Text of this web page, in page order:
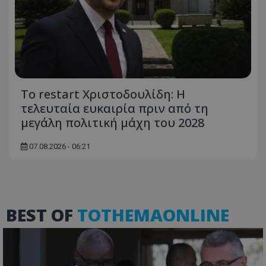
Το restart Χριστοδουλίδη: Η
τελευταία ευκαιρία πριν από τη
μεγάλη πολιτική μάχη του 2028
07.08.2026 - 06:21
BEST OF TOTHEMAONLINE
ASP.NET_SessionId
Microsoft Corporation